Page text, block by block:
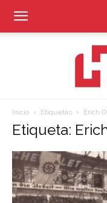
Inicio Etiquetas Erich
Etiqueta: